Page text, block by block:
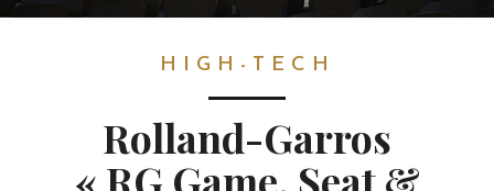
HIGH-TECH
Rolland-Garros
« RG Game, Seat &